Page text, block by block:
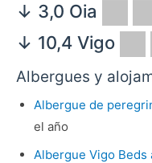
↓ 3,0 Oia
↓ 10,4 Vigo
Albergues y
Albergue de
el año
Albergue Vigo Beds